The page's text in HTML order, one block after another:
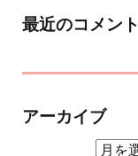
最近のコメント
アーカイブ